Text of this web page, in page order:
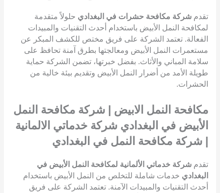
تقدم شركة مكافحة حشرات في البغدادي حلولاً متقدمة
لمكافحة النمل الأبيض باستخدام أحدث التقنيات والمبيدات
الفعالة. تعتمد الشركة على فريق مختص للكشف المبكر عن
مستعمرات النمل الأبيض ومعالجتها بطرق آمنة تحافظ على
سلامة المباني والأثاث. بفضل خبرتها، تضمن الشركة حماية
طويلة الأمد من أضرار النمل الأبيض وتقديم بيئة خالية من
الحشرات.
مكافحة النمل الابيض | شركة مكافحة النمل
الأبيض في البغدادي شركة خدماتي الالمانية
| شركة مكافحة النمل في البغدادي
تقدم شركة خدماتي الألمانية لمكافحة النمل الأبيض في
البغدادي خدمات شاملة للتخلص من النمل الأبيض باستخدام
أحدث التقنيات والمبيدات الآمنة. تعتمد الشركة على فريق